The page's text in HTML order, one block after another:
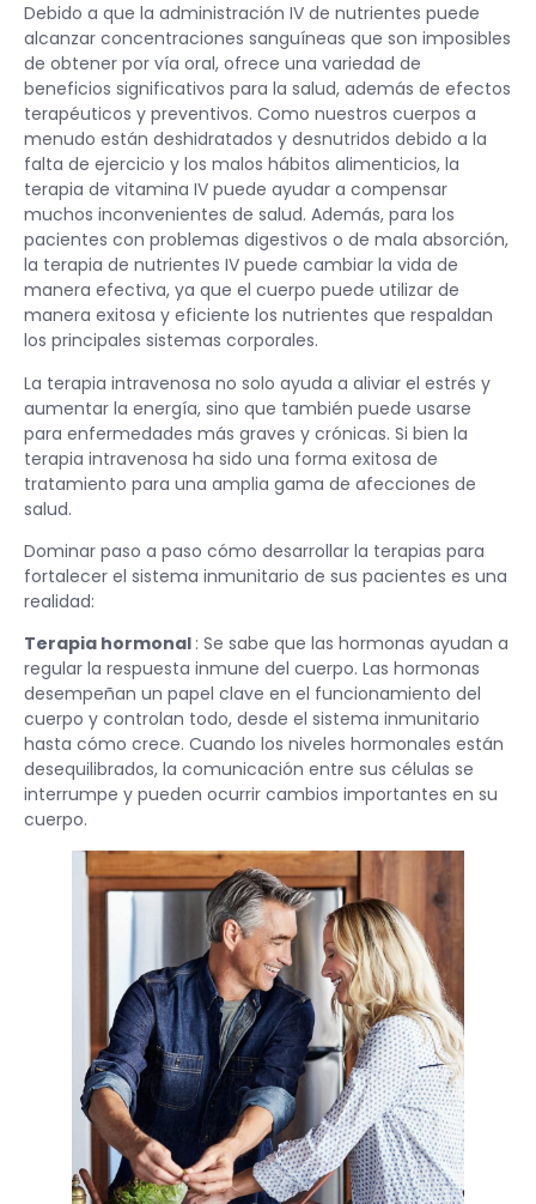
Debido a que la administración IV de nutrientes puede
alcanzar concentraciones sanguíneas que son imposibles
de obtener por vía oral, ofrece una variedad de
beneficios significativos para la salud, además de efectos
terapéuticos y preventivos. Como nuestros cuerpos a
menudo están deshidratados y desnutridos debido a la
falta de ejercicio y los malos hábitos alimenticios, la
terapia de vitamina IV puede ayudar a compensar
muchos inconvenientes de salud. Además, para los
pacientes con problemas digestivos o de mala absorción,
la terapia de nutrientes IV puede cambiar la vida de
manera efectiva, ya que el cuerpo puede utilizar de
manera exitosa y eficiente los nutrientes que respaldan
los principales sistemas corporales.
La terapia intravenosa no solo ayuda a aliviar el estrés y
aumentar la energía, sino que también puede usarse
para enfermedades más graves y crónicas. Si bien la
terapia intravenosa ha sido una forma exitosa de
tratamiento para una amplia gama de afecciones de
salud.
Dominar paso a paso cómo desarrollar la terapias para
fortalecer el sistema inmunitario de sus pacientes es una
realidad:
Terapia hormonal : Se sabe que las hormonas ayudan a
regular la respuesta inmune del cuerpo. Las hormonas
desempeñan un papel clave en el funcionamiento del
cuerpo y controlan todo, desde el sistema inmunitario
hasta cómo crece. Cuando los niveles hormonales están
desequilibrados, la comunicación entre sus células se
interrumpe y pueden ocurrir cambios importantes en su
cuerpo.